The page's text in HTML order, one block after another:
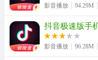
影音播放 94.29M
抖音极速版手
影音播放 96.28M